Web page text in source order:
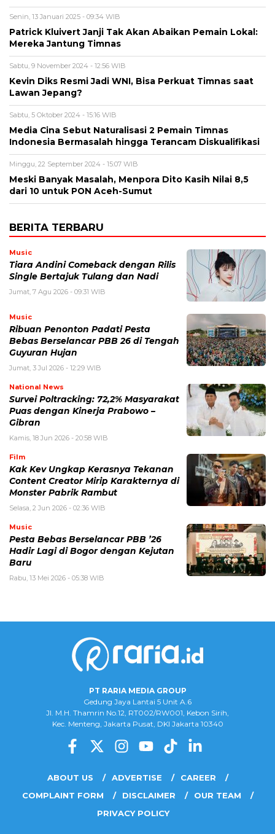
Senin, 13 Januari 2025 - 09:34 WIB
Patrick Kluivert Janji Tak Akan Abaikan Pemain Lokal:
Mereka Jantung Timnas
Sabtu, 9 November 2024 - 12:56 WIB
Kevin Diks Resmi Jadi WNI, Bisa Perkuat Timnas saat
Lawan Jepang?
Sabtu, 5 Oktober 2024 - 15:16 WIB
Media Cina Sebut Naturalisasi 2 Pemain Timnas
Indonesia Bermasalah hingga Terancam Diskualifikasi
Minggu, 22 September 2024 - 15:07 WIB
Meski Banyak Masalah, Menpora Dito Kasih Nilai 8,5
dari 10 untuk PON Aceh-Sumut
BERITA TERBARU
Music
Tiara Andini Comeback dengan Rilis
Single Bertajuk Tulang dan Nadi
Jumat, 7 Agu 2026 - 09:31 WIB
Music
Ribuan Penonton Padati Pesta
Bebas Berselancar PBB 26 di Tengah
Guyuran Hujan
Jumat, 3 Jul 2026 - 12:29 WIB
National News
Survei Poltracking: 72,2% Masyarakat
Puas dengan Kinerja Prabowo –
Gibran
Kamis, 18 Jun 2026 - 20:58 WIB
Film
Kak Kev Ungkap Kerasnya Tekanan
Content Creator Mirip Karakternya di
Monster Pabrik Rambut
Selasa, 2 Jun 2026 - 02:36 WIB
Music
Pesta Bebas Berselancar PBB ’26
Hadir Lagi di Bogor dengan Kejutan
Baru
Rabu, 13 Mei 2026 - 05:38 WIB
PT RARIA MEDIA GROUP
Gedung Jaya Lantai 5 Unit A.6
Jl. M.H. Thamrin No.12, RT002/RW001, Kebon Sirih,
Kec. Menteng, Jakarta Pusat, DKI Jakarta 10340
ABOUT US ADVERTISE
CAREER
COMPLAINT FORM
DISCLAIMER
OUR TEAM
PRIVACY POLICY